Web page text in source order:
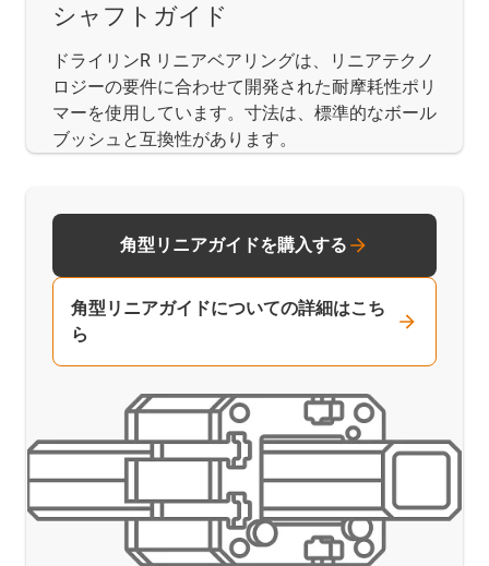
シャフトガイド
ドライリンR リニアベアリングは、リニアテクノ
ロジーの要件に合わせて開発された耐摩耗性ポリ
マーを使用しています。寸法は、標準的なボール
ブッシュと互換性があります。
角型リニアガイドを購入する
角型リニアガイドについての詳細はこち
ら